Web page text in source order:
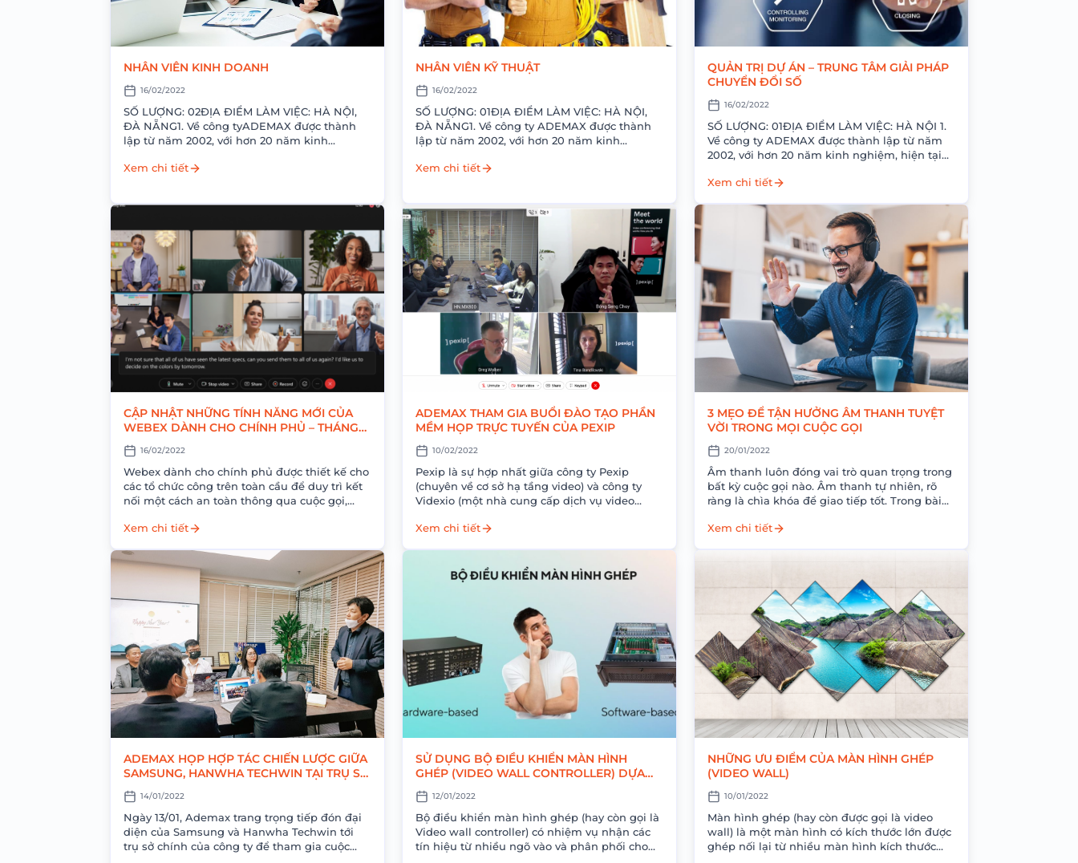
NHÂN VIÊN KINH DOANH
16/02/2022
SỐ LƯỢNG: 02ĐỊA ĐIỂM LÀM VIỆC: HÀ NỘI,
ĐÀ NẴNG1. Về công tyADEMAX được thành
lập từ năm 2002, với hơn 20 năm kinh
phối...
Xem chi tiết
NHÂN VIÊN KỸ THUẬT
16/02/2022
SỐ LƯỢNG: 01ĐỊA ĐIỂM LÀM VIỆC: HÀ NỘI,
ĐÀ NẴNG1. Về công ty ADEMAX được thành
lập từ năm 2002, với hơn 20 năm kinh
phối giải...
Xem chi tiết
QUẢN TRỊ DỰ ÁN – TRUNG TÂM GIẢI PHÁP
CHUYỂN ĐỔI SỐ
16/02/2022
SỐ LƯỢNG: 01ĐỊA ĐIỂM LÀM VIỆC: HÀ NỘI 1.
Về công ty​ ADEMAX được thành lập từ năm
2002, với hơn 20 năm kinh nghiệm, hiện tại
Xem chi tiết
CẬP NHẬT NHỮNG TÍNH NĂNG MỚI CỦA
WEBEX DÀNH CHO CHÍNH PHỦ – THÁNG
2/2022
16/02/2022
Webex dành cho chính phủ được thiết kế cho
các tổ chức công trên toàn cầu để duy trì kết
nối một cách an toàn thông qua cuộc gọi,
Xem chi tiết
ADEMAX THAM GIA BUỔI ĐÀO TẠO PHẦN
MỀM HỌP TRỰC TUYẾN CỦA PEXIP
10/02/2022
Pexip là sự hợp nhất giữa công ty Pexip
(chuyên về cơ sở hạ tầng video) và công ty
Videxio (một nhà cung cấp dịch vụ video
Xem chi tiết
3 MẸO ĐỂ TẬN HƯỞNG ÂM THANH TUYỆT
VỜI TRONG MỌI CUỘC GỌI
20/01/2022
Âm thanh luôn đóng vai trò quan trọng trong
bất kỳ cuộc gọi nào. Âm thanh tự nhiên, rõ
ràng là chìa khóa để giao tiếp tốt. Trong bài
Xem chi tiết
ADEMAX HỌP HỢP TÁC CHIẾN LƯỢC GIỮA
SAMSUNG, HANWHA TECHWIN TẠI TRỤ SỞ
CÔNG TY.
14/01/2022
​​Ngày 13/01, Ademax trang trọng tiếp đón đại
diện của Samsung và Hanwha Techwin tới
trụ sở chính của công ty để tham gia cuộc
SỬ DỤNG BỘ ĐIỀU KHIỂN MÀN HÌNH
GHÉP (VIDEO WALL CONTROLLER) DỰA
TRÊN PHẦN CỨNG HAY PHẦN MỀM?
12/01/2022
Bộ điều khiển màn hình ghép (hay còn gọi là
Video wall controller) có nhiệm vụ nhận các
tín hiệu từ nhiều ngõ vào và phân phối cho
NHỮNG ƯU ĐIỂM CỦA MÀN HÌNH GHÉP
(VIDEO WALL)
10/01/2022
Màn hình ghép (hay còn được gọi là video
wall) là một màn hình có kích thước lớn được
ghép nối lại từ nhiều màn hình kích thước